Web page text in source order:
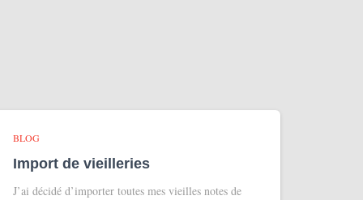
BLOG
Import de vieilleries
J’ai décidé d’importer toutes mes vieilles notes de